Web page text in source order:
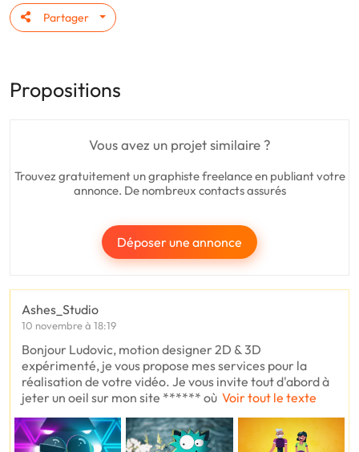
Partager
Propositions
Vous avez un projet similaire ?
Trouvez gratuitement un graphiste freelance en publiant votre
annonce. De nombreux contacts assurés
Déposer une annonce
Ashes_Studio
10 novembre à 18:19
Bonjour Ludovic, motion designer 2D & 3D
expérimenté, je vous propose mes services pour la
réalisation de votre vidéo. Je vous invite tout d'abord à
jeter un oeil sur mon site ****** où Voir tout le texte